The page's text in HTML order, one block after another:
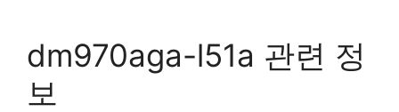
dm970aga-l51a 관련 정
보